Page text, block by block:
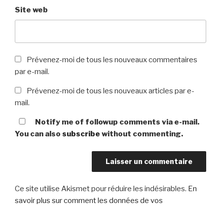
Site web
Prévenez-moi de tous les nouveaux commentaires
par e-mail.
Prévenez-moi de tous les nouveaux articles par e-
mail.
Notify me of followup comments via e-mail.
You can also subscribe without commenting.
Ce site utilise Akismet pour réduire les indésirables. En
savoir plus sur comment les données de vos